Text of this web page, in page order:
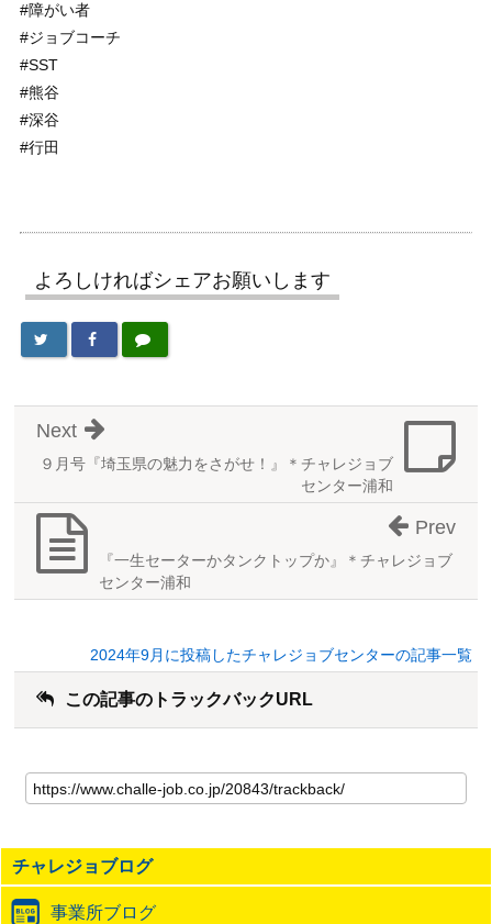
#障がい者
#ジョブコーチ
#SST
#熊谷
#深谷
#行田
よろしければシェアお願いします
９月号『埼玉県の魅力をさがせ！』＊チャレジョブ
センター浦和
Next
『一生セーターかタンクトップか』＊チャレジョブ
センター浦和
Prev
2024年9月に投稿したチャレジョブセンターの記事一覧
この記事のトラックバックURL
の
記
の
ト
ッ
チャレジョブログ
事業所ブログ